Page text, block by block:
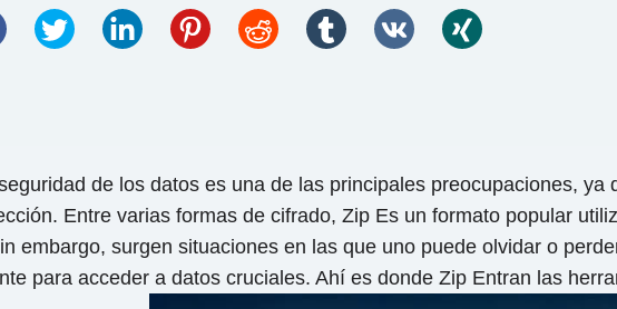
de los datos es una de las principales preocupaciones,
Entre varias formas de cifrado, Zip Es un formato popular
embargo, surgen situaciones en las que uno puede olvidar o
para acceder a datos cruciales. Ahí es donde Zip Entran las